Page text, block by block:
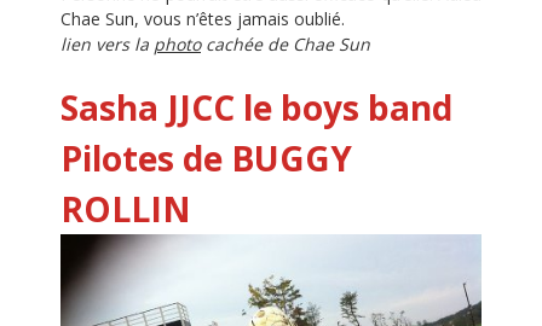
Chae Sun, vous n’êtes jamais oublié.
lien vers la photocachée de Chae Sun
Sasha JJCC le boys band
Pilotes de BUGGY
ROLLIN